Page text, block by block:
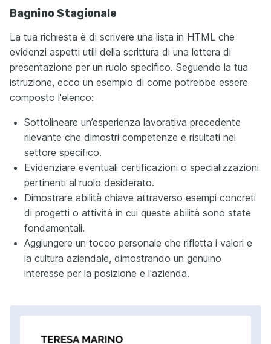
Bagnino Stagionale
La tua richiesta è di scrivere una lista in HTML che
evidenzi aspetti utili della scrittura di una lettera di
presentazione per un ruolo specifico. Seguendo la tua
istruzione, ecco un esempio di come potrebbe essere
composto l'elenco:
Sottolineare un’esperienza lavorativa precedente
rilevante che dimostri competenze e risultati nel
settore specifico.
Evidenziare eventuali certificazioni o specializzazioni
pertinenti al ruolo desiderato.
Dimostrare abilità chiave attraverso esempi concreti
di progetti o attività in cui queste abilità sono state
fondamentali.
Aggiungere un tocco personale che rifletta i valori e
la cultura aziendale, dimostrando un genuino
interesse per la posizione e l'azienda.